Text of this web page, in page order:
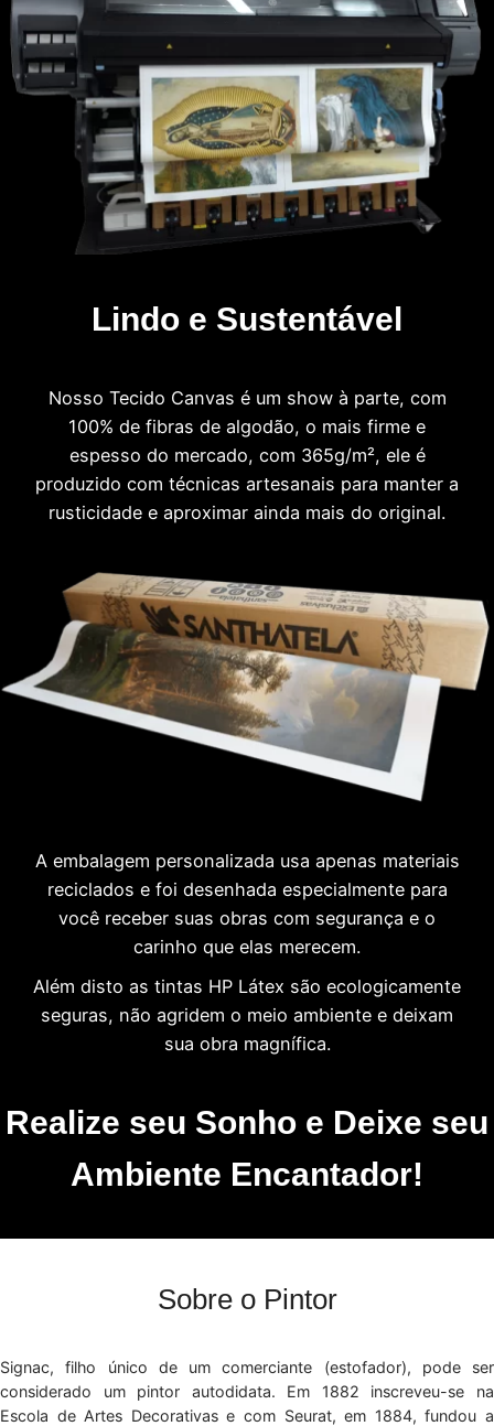
Lindo e Sustentável
Nosso Tecido Canvas é um show à parte, com
100% de fibras de algodão, o mais firme e
espesso do mercado, com 365g/m², ele é
produzido com técnicas artesanais para manter a
rusticidade e aproximar ainda mais do original.
A embalagem personalizada usa apenas materiais
reciclados e foi desenhada especialmente para
você receber suas obras com segurança e o
carinho que elas merecem.
Além disto as tintas HP Látex são ecologicamente
seguras, não agridem o meio ambiente e deixam
sua obra magnífica.
Realize seu Sonho e Deixe seu
Ambiente Encantador!
Sobre o Pintor
Signac, filho único de um comerciante (estofador), pode ser
considerado um pintor autodidata. Em 1882 inscreveu-se na
Escola de Artes Decorativas e com Seurat, em 1884, fundou a